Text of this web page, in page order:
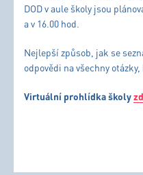
DOD v aule školy jsou
a v 16.00 hod.
Nejlepší způsob, jak se
odpovědi na všechny
Virtuální prohlídka školy